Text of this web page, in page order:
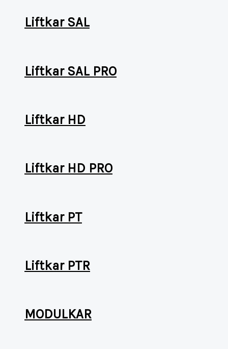
Liftkar SAL
Liftkar SAL PRO
Liftkar HD
Liftkar HD PRO
Liftkar PT
Liftkar PTR
MODULKAR